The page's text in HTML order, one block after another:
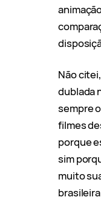
Não
dublada
sempre
filmes
porque
sim
muito